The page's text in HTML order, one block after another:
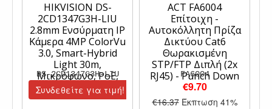
HIKVISION DS-
2CD1347G3H-LIU
2.8mm Ενσύρματη IP
Κάμερα 4MP ColorVu
3.0, Smart-Hybrid
Light 30m,
Μικρόφωνο, PoE,
IP67
DS-2CD1347G3H-LIU
Συνδεθείτε για τιμή!
ACT FA6004
Επίτοιχη -
Αυτοκόλλητη Πρίζα
Δικτύου Cat6
Θωρακισμένη
STP/FTP Διπλή (2x
RJ45) - Punch Down
FA6004
€9.70
€16.37 Έκπτωση 41%